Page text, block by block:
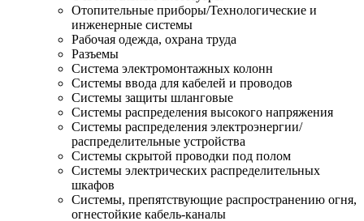
Отопительные приборы/Технологические и
инженерные системы
Рабочая одежда, охрана труда
Разъемы
Система электромонтажных колонн
Системы ввода для кабелей и проводов
Системы защиты шланговые
Системы распределения высокого напряжения
Системы распределения электроэнергии/
распределительные устройства
Системы скрытой проводки под полом
Системы электрических распределительных
шкафов
Системы, препятствующие распространению огня,
огнестойкие кабель-каналы